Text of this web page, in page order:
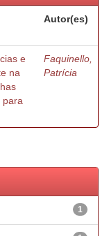
Autor(es)
e
na
para
Faquinello,
Patrícia
1